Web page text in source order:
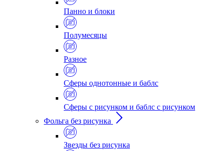
Панно и блоки
Полумесяцы
Разное
Сферы однотонные и баблс
Сферы с рисунком и баблс с рисунком
Фольга без рисунка
Звезды без рисунка